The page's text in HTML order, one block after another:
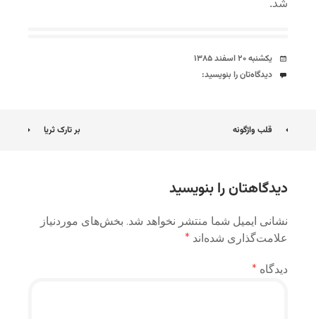
شد.
تاریخ
یکشنبه ۲۰ اسفند ۱۳۸۵
دیدگاه‌ها
دیدگاه‌تان را بنویسید:
ناوبری
قلب واژگونه بر تارک ثریا
دیدگاهتان را بنویسید
نشانی ایمیل شما منتشر نخواهد شد. بخش‌های موردنیاز
علامت‌گذاری شده‌اند *
دیدگاه *